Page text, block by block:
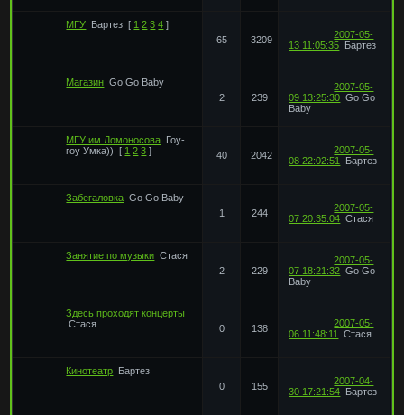
МГУ Бартез [ 1 2 3 4 ]
65
3209
2007-05-
13 11:05:35 Бартез
Магазин Go Go Baby
2
239
2007-05-
09 13:25:30 Go Go
Baby
МГУ им.Ломоносова Гоу-
гоу Умка))
[ 1 2 3 ] 40 2042
2007-05-
08 22:02:51
Бартез
Забегаловка Go Go Baby
1
244
2007-05-
07 20:35:04 Стася
Занятие по музыки Стася
2
229
2007-05-
07 18:21:32 Go Go
Baby
Здесь проходят концерты
Стася
0 138
2007-05-
06 11:48:11
Стася
Кинотеатр Бартез
0
155
2007-04-
30 17:21:54 Бартез